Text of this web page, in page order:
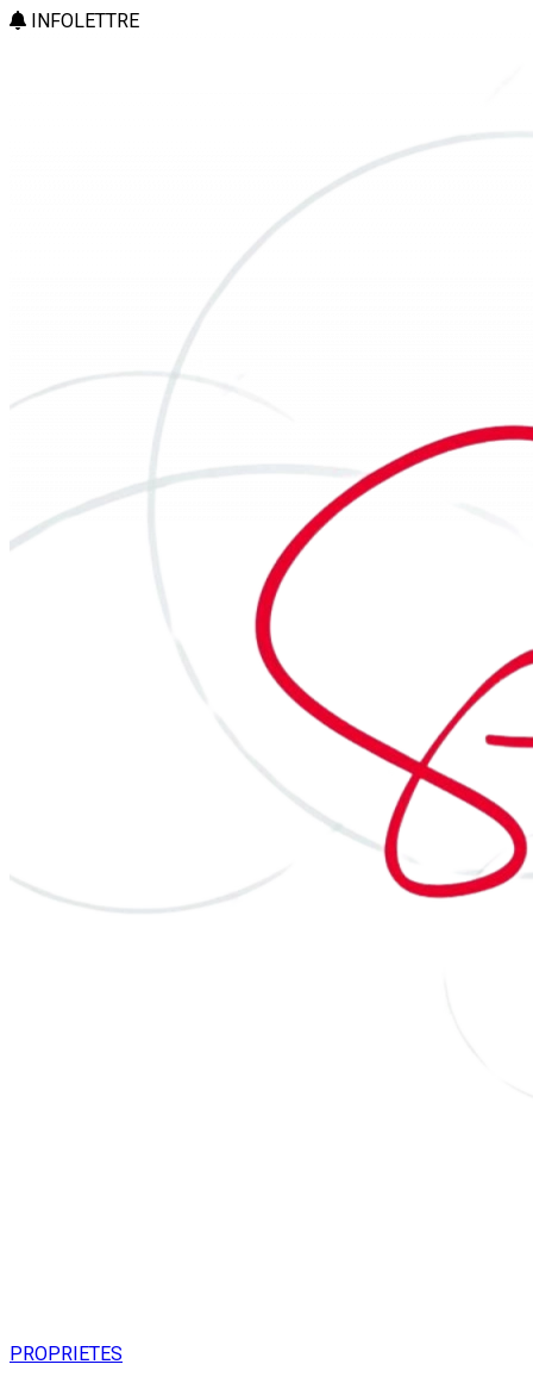
INFOLETTRE
PROPRIETES